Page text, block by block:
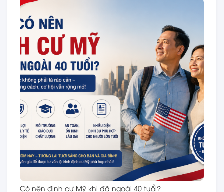
Có nên định cư Mỹ khi đã ngoài 40 tuổi?